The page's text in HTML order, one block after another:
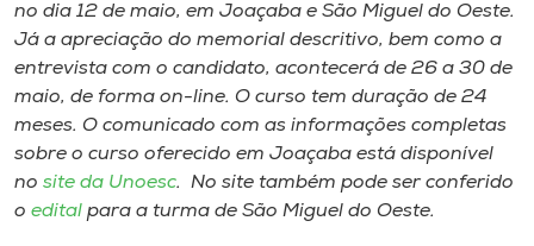
Selecione
o idioma
A+
no dia 12 de maio, em Joaçaba e São Miguel do Oeste.
Já a apreciação do memorial descritivo, bem como a
entrevista com o candidato, acontecerá de 26 a 30 de
maio, de forma on-line. O curso tem duração de 24
meses. O comunicado com as informações completas
sobre o curso oferecido em Joaçaba está disponível
no site da Unoesc. No site também pode ser conferido
o edital para a turma de São Miguel do Oeste.